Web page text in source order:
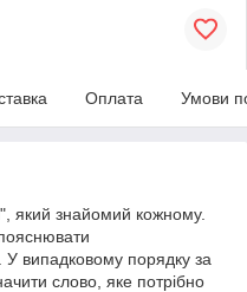
Оплата Умови
який знайомий кожному.
У випадковому порядку за
слово, яке потрібно